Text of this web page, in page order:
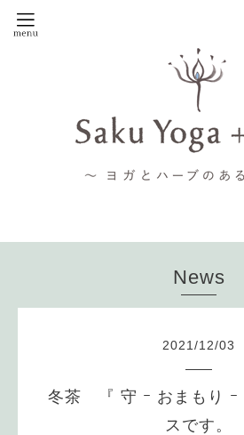
News
2021 /12/03
冬茶 『 守 ｰ おまもり ｰ
スです。